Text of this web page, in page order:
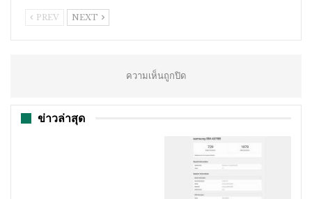
PREV NEXT
ความเห็นถูกปิด
ข่าวล่าสุด